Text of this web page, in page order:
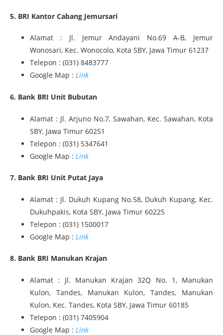
5. BRI Kantor Cabang Jemursari
Alamat : Jl. Jemur Andayani No.69 A-B, Jemur
Wonosari, Kec. Wonocolo, Kota SBY, Jawa Timur 61237
Telepon : (031) 8483777
Google Map : Link
6. Bank BRI Unit Bubutan
Alamat : Jl. Arjuno No.7, Sawahan, Kec. Sawahan, Kota
SBY, Jawa Timur 60251
Telepon : (031) 5347641
Google Map : Link
7. Bank BRI Unit Putat Jaya
Alamat : Jl. Dukuh Kupang No.58, Dukuh Kupang, Kec.
Dukuhpakis, Kota SBY, Jawa Timur 60225
Telepon : (031) 1500017
Google Map : Link
8. Bank BRI Manukan Krajan
Alamat : Jl. Manukan Krajan 32Q No. 1, Manukan
Kulon, Tandes, Manukan Kulon, Tandes, Manukan
Kulon, Kec. Tandes, Kota SBY, Jawa Timur 60185
Telepon : (031) 7405904
Google Map : Link